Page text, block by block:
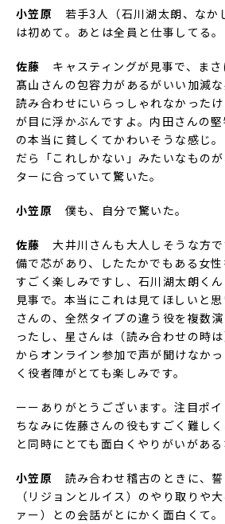
小笠原
若手3人（石川湖太朗、なか
は初めて。あとは全員と仕事してる。
佐藤 キャスティングが見事で、まさ
髙山さんの包容力があるがいい加減
読み合わせにいらっしゃれなかった
が目に浮かぶんですよ。内田さんの
の本当に貧しくてかわいそうな感じ
だら「これしかない」みたいなもの
ターに合っていて驚いた。
小笠原 僕も、自分で驚いた。
佐藤 大井川さんも大人しそうな方
備で芯があり、したたかでもある女
すごく楽しみですし、石川湖太朗く
見事で。本当にこれは見てほしいと
さんの、全然タイプの違う役を複数
ったし、星さんは（読み合わせの時
からオンライン参加で声が聞けなか
く役者陣がとても楽しみです。
ーーありがとうございます。注目ポイ
ちなみに佐藤さんの役もすごく難し
と同時にとても面白くやりがいがある
小笠原
読み合わせ稽古のときに、
（リジョンとルイス）のやり取りや
ァー）との会話がとにかく面白くて